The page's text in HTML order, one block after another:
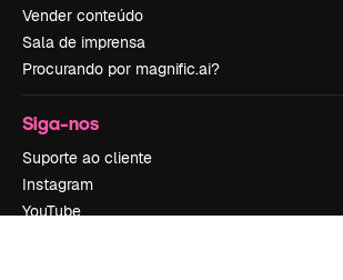
Vender conteúdo
Sala de imprensa
Procurando por magnific.ai?
Siga-nos
Suporte ao cliente
Instagram
YouTube